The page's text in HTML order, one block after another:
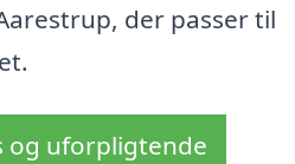
der passer til
og uforpligtende